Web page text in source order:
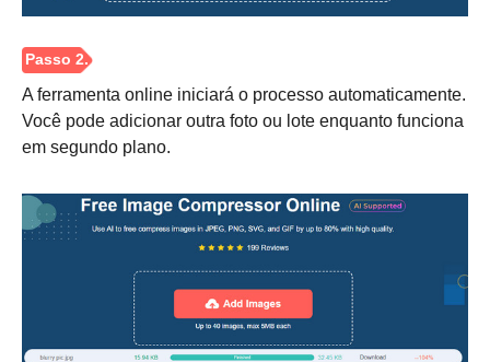
A ferramenta online iniciará o processo automaticamente.
Você pode adicionar outra foto ou lote enquanto funciona
em segundo plano.